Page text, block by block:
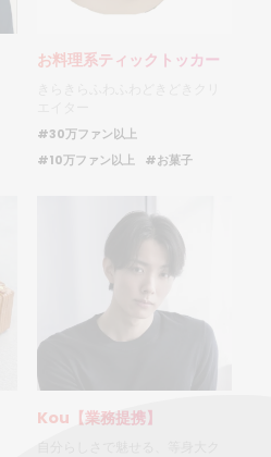
お料理系ティックトッカー
#30万ファン以上
#10万ファン以上
#お菓子
Kou【業務提携】
自分らしさで魅せる、等身大ク